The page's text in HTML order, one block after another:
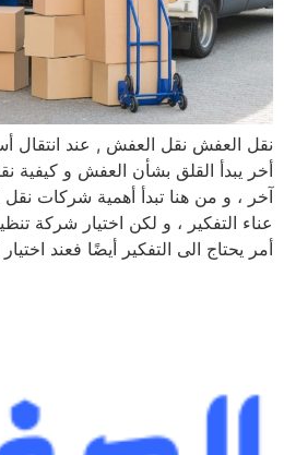
نقل العفش نقل العفش , عند انتقال
أخر يبدأ القلق بشأن العفش و كيفية
آخر ، و من هنا تبدأ أهمية شركات نقل
عناء التفكير ، و لكن اختيار شركة
أمر يحتاج الى التفكير أيضًا فعند